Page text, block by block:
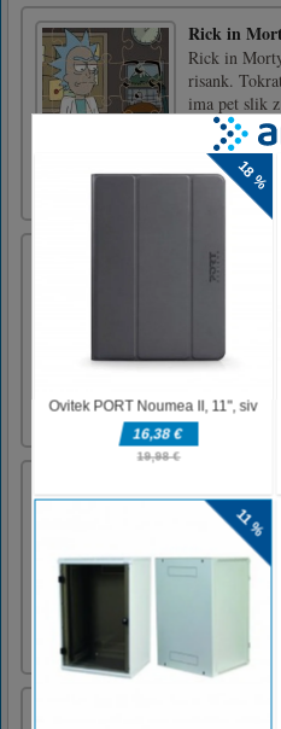
Rick in
Rick in
risank.
ima pet slik
eno sliko in
igranje s
figurami.
Kralj košare
Košarka je
igra
Ne glede na
Med redom
je ostala
ekipe borcev
Zombies
pripravljen
junaku odbiti napade mrtvih [...]
Frizerski